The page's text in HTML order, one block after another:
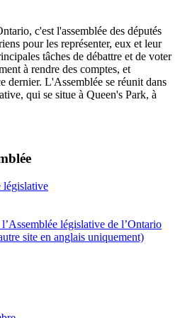
c'est l'assemblée des députés
pour les représenter, eux et leur
tâches de débattre et de voter
à rendre des comptes, et
dernier. L'Assemblée se réunit dans
qui se situe à Queen's Park, à
législative
législative de l’Ontario
site en anglais uniquement)